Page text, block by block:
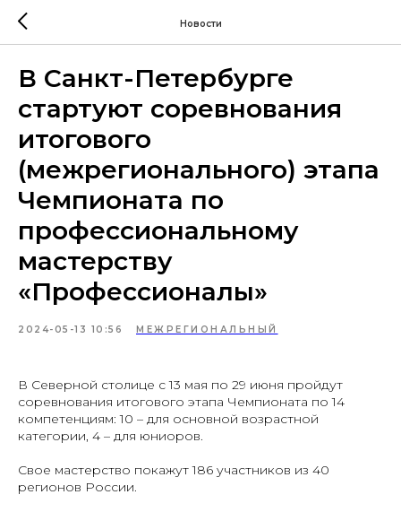
Новости
В Санкт-Петербурге
стартуют соревнования
итогового
(межрегионального) этапа
Чемпионата по
профессиональному
мастерству
«Профессионалы»
2024-05-13 10:56 МЕЖРЕГИОНАЛЬНЫЙ
В Северной столице с 13 мая по 29 июня пройдут
соревнования итогового этапа Чемпионата по 14
компетенциям: 10 – для основной возрастной
категории, 4 – для юниоров.
Свое мастерство покажут 186 участников из 40
регионов России.